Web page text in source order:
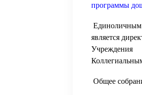
программы
Единоличным
является
Учреждения
Общее